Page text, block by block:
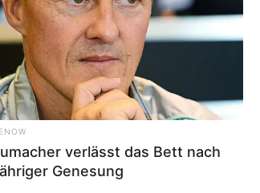
verlässt das Bett nach
Genesung